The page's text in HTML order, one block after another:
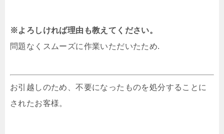
※よろしければ理由も教えてください。
問題なくスムーズに作業いただいたため.
お引越しのため、不要になったものを処分することに
されたお客様。